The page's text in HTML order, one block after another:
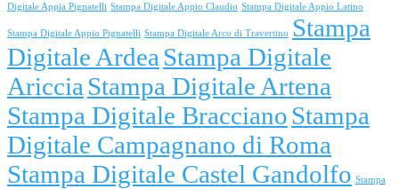
Digitale Appia Pignatelli Stampa Digitale Appio Claudio Stampa Digitale Appio Latino
Stampa Digitale Appio Pignatelli Stampa Digitale Arco di Travertino
Stampa
Digitale Ardea Stampa Digitale
Ariccia Stampa Digitale Artena
Stampa Digitale Bracciano Stampa
Digitale Campagnano di Roma
Stampa Digitale Castel Gandolfo Stampa